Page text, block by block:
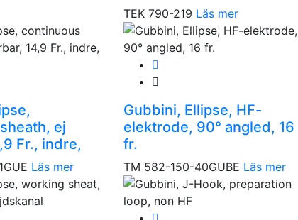
TEK 790-219 Läs mer
ej
Fr., indre,
Läs mer
Gubbini, Ellipse, HF-
elektrode, 90° angled, 16
fr.
TM 582-150-40GUBE Läs mer